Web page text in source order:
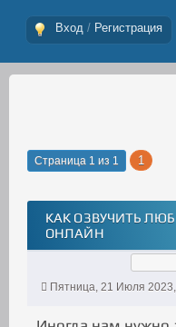
Вход / Регистрация
Страница 1 из 1 1
КАК ОЗВУЧИТЬ
ОНЛАЙН
Пятница, 21 Июля